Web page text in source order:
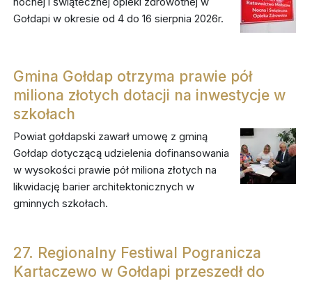
Gołdapi w okresie od 4 do 16 sierpnia 2026r.
Gmina Gołdap otrzyma prawie pół
miliona złotych dotacji na inwestycje w
szkołach
Powiat gołdapski zawarł umowę z gminą
Gołdap dotyczącą udzielenia dofinansowania
w wysokości prawie pół miliona złotych na
likwidację barier architektonicznych w
gminnych szkołach.
27. Regionalny Festiwal Pogranicza
Kartaczewo w Gołdapi przeszedł do